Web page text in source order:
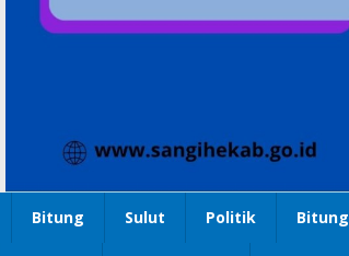
Bitung Sulut Politik Bitung